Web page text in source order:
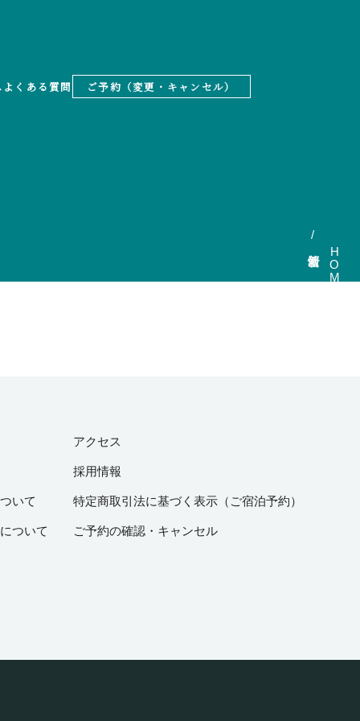
よくある質問 ご予約（変更・キャンセル）
HOME
いて
ついて
アクセス
採用情報
特定商取引法に基づく表示（ご宿泊予約）
ご予約の確認・キャンセル